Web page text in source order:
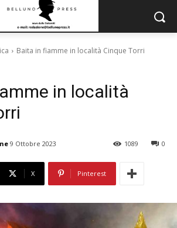
Baita in fiamme in località Cinque Torri
in località
9 Ottobre 2023 0
1089
X Pinterest